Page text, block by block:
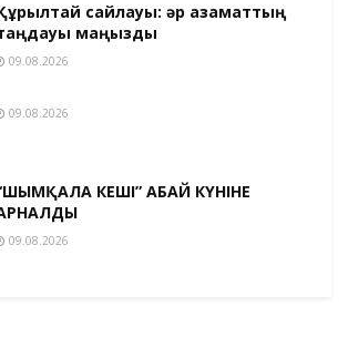
сайлауы: әр азаматтың
маңызды
09.08.2026
09.08.2026
КЕШІ” АБАЙ КҮНІНЕ
09.08.2026